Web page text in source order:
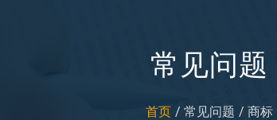
常见问题
首页 常见问题 商标